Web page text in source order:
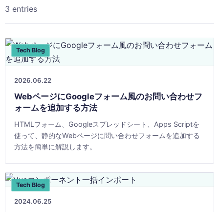
3 entries
Tech Blog
2026.06.22
WebページにGoogleフォーム風のお問い合わせフ
ォームを追加する方法
HTMLフォーム、Googleスプレッドシート、Apps Scriptを
使って、静的なWebページに問い合わせフォームを追加する
方法を簡単に解説します。
Tech Blog
2024.06.25